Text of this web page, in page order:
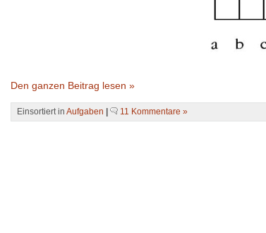
Den ganzen Beitrag lesen »
Einsortiert inAufgaben | 11 Kommentare »